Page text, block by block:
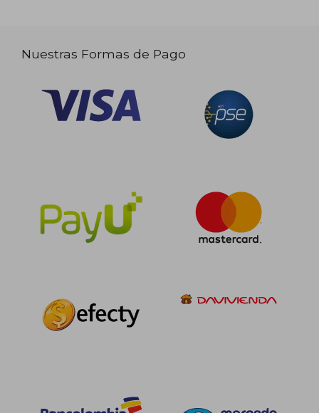
Nuestras Formas de Pago